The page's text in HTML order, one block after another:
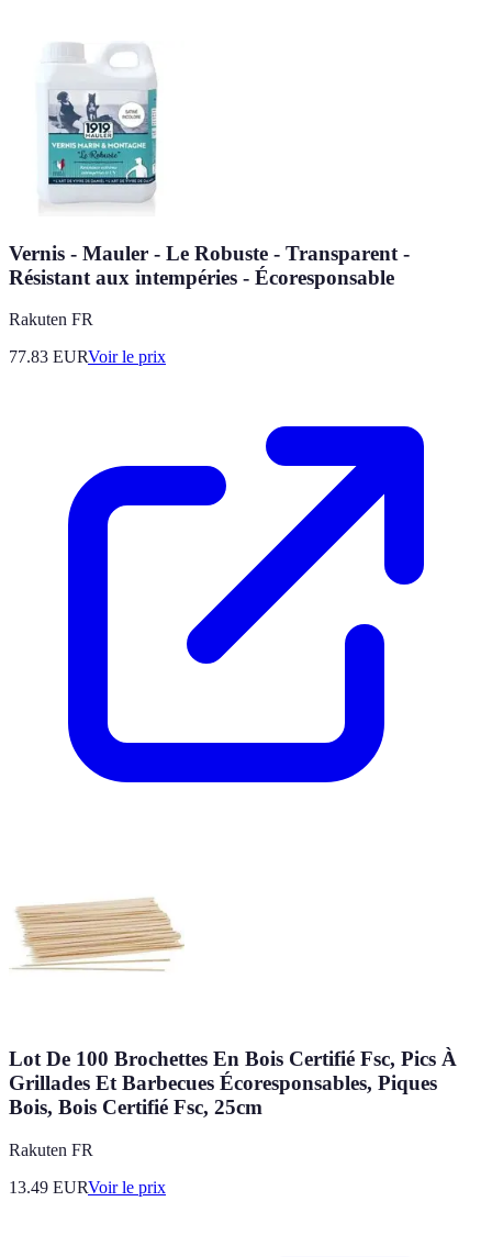
Vernis - Mauler - Le Robuste - Transparent -
Résistant aux intempéries - Écoresponsable
Rakuten FR
77.83 EURVoir le prix
Lot De 100 Brochettes En Bois Certifié Fsc, Pics À
Grillades Et Barbecues Écoresponsables, Piques
Bois, Bois Certifié Fsc, 25cm
Rakuten FR
13.49 EURVoir le prix